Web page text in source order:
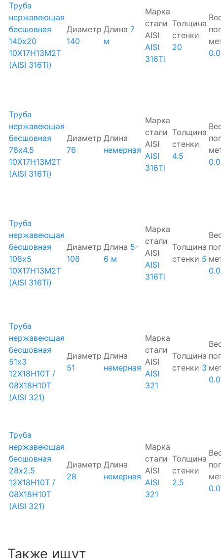
Труба
нержавеющая
бесшовная
140х20
10Х17Н13М2Т
(AISI 316Ti)
Диаметр
140
Длина 7
м
Марка
стали
AISI
AISI
316Ti
Толщина
стенки
20
Труба
нержавеющая
бесшовная
76х4.5
10Х17Н13М2Т
(AISI 316Ti)
Диаметр
76
Длина
немерная
Марка
стали
AISI
AISI
316Ti
Толщина
стенки
4.5
Труба
нержавеющая
бесшовная
108х5
10Х17Н13М2Т
(AISI 316Ti)
Диаметр
108
Длина 5-
6 м
Марка
стали
AISI
AISI
316Ti
Толщина
стенки 5
Труба
нержавеющая
бесшовная
51х3
12Х18Н10Т /
08Х18Н10Т
(AISI 321)
Диаметр
51
Длина
немерная
Марка
стали
AISI
AISI
321
Толщина
стенки 3
Труба
нержавеющая
бесшовная
28х2.5
12Х18Н10Т /
08Х18Н10Т
(AISI 321)
Диаметр
28
Длина
немерная
Марка
стали
AISI
AISI
321
Толщина
стенки
2.5
Также ищут